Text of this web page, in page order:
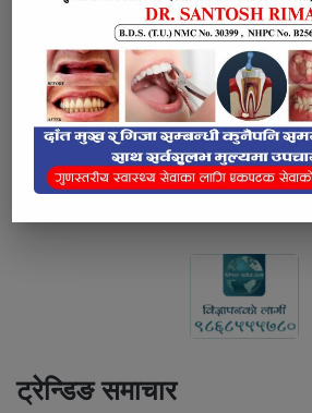
कैलालीमा बाल्टिनको
बालकको मृत्यु
घर जग्गा पास गर्ने भन्दै
धनगढीका जगत कुँवर
ट्रेन्डिङ समाचार